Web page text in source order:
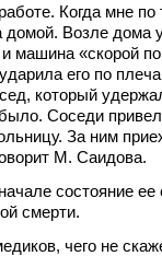
Когда мне
домой. Возле
машина «скорой
его по
который
Соседи
За ним
М. Саидова.
состояние
смерти.
чего не